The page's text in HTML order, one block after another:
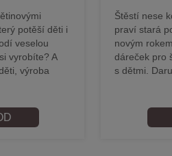
potěší děti i
veselou
vyrobíte? A
výroba
Štěstí nese
praví stará
novým
dáreček pro
s dětmi.